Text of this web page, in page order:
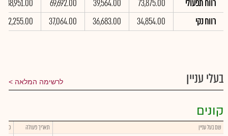
רווח תפעולי
73,875.00
39,564.00
69,692.00
288,951.00
רווח נקי
34,854.00
36,683.00
37,064.00
212,255.00
בעלי עניין לרשימה המלאה
קונים
שם בעל עניין תאריך פעולה כמות